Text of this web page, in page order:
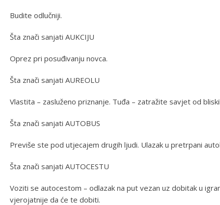
Budite odlučniji.
Šta znači sanjati AUKCIJU
Oprez pri posuđivanju novca.
Šta znači sanjati AUREOLU
Vlastita – zasluženo priznanje. Tuđa – zatražite savjet od
Šta znači sanjati AUTOBUS
Previše ste pod utjecajem drugih ljudi. Ulazak u pretrpani
Šta znači sanjati AUTOCESTU
Voziti se autocestom – odlazak na put vezan uz dobitak u
vjerojatnije da će te dobiti.